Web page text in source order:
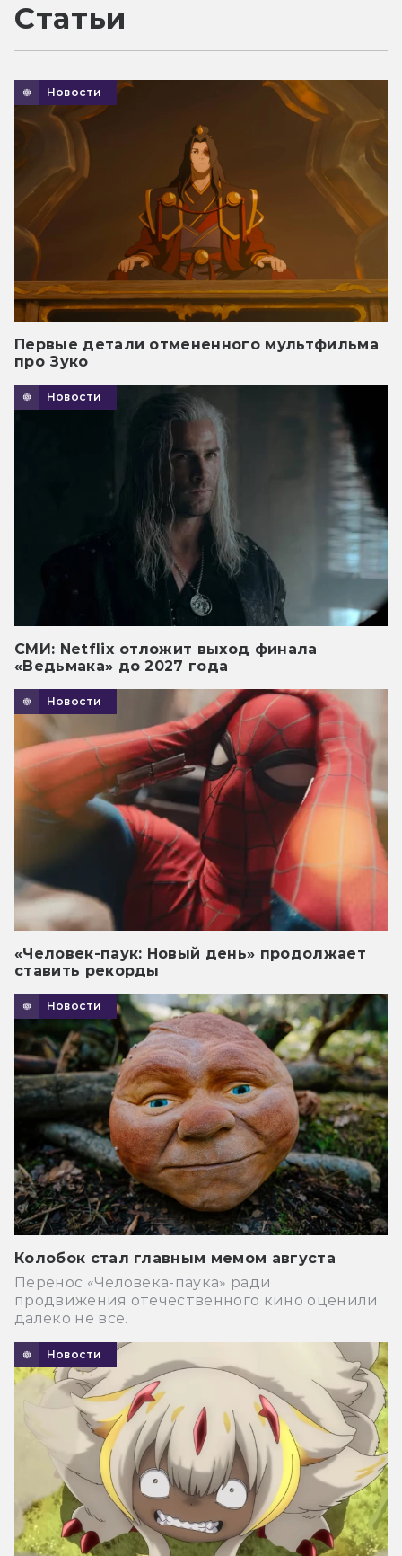
Статьи
Новости
Первые детали отмененного мультфильма
про Зуко
Новости
СМИ: Netflix отложит выход финала
«Ведьмака» до 2027 года
Новости
«Человек-паук: Новый день» продолжает
ставить рекорды
Новости
Колобок стал главным мемом августа
Перенос «Человека-паука» ради
продвижения отечественного кино оценили
далеко не все.
Новости